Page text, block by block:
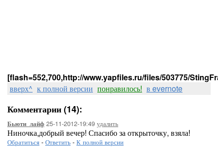
[flash=552,700,http://www.yapfiles.ru/files/503775/
вверх^ к полной версии понравилось! в evernote
Комментарии (14):
Бьюти_лайф 25-11-2012-19:49 удалить
Ниночка,добрый вечер! Спасибо за открыточку, взяла!
Обратиться - Ответить - К полной версии